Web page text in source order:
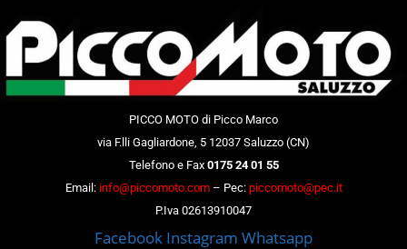
PICCO MOTO di Picco Marco
via F.lli Gagliardone, 5 12037 Saluzzo (CN)
Telefono e Fax 0175 24 01 55
Email: info@piccomoto.com– Pec: piccomoto@pec.it
P.Iva 02613910047
Facebook Instagram Whatsapp